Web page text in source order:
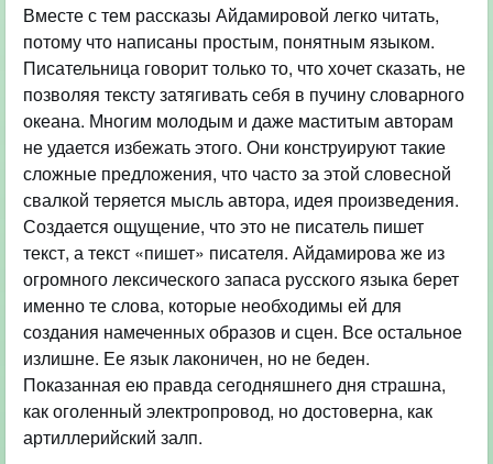
Вместе с тем рассказы Айдамировой легко читать,
потому что написаны простым, понятным языком.
Писательница говорит только то, что хочет сказать, не
позволяя тексту затягивать себя в пучину словарного
океана. Многим молодым и даже маститым авторам
не удается избежать этого. Они конструируют такие
сложные предложения, что часто за этой словесной
свалкой теряется мысль автора, идея произведения.
Создается ощущение, что это не писатель пишет
текст, а текст «пишет» писателя. Айдамирова же из
огромного лексического запаса русского языка берет
именно те слова, которые необходимы ей для
создания намеченных образов и сцен. Все остальное
излишне. Ее язык лаконичен, но не беден.
Показанная ею правда сегодняшнего дня страшна,
как оголенный электропровод, но достоверна, как
артиллерийский залп.